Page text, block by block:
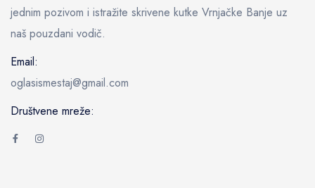
jednim pozivom i istražite skrivene kutke Vrnjačke Banje uz
naš pouzdani vodič.
Email:
oglasismestaj@gmail.com
Društvene mreže: